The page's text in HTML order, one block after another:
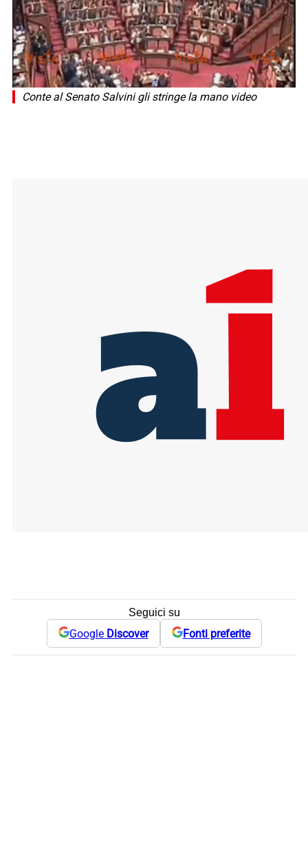
Conte al Senato Salvini gli stringe la mano video
Seguici su
Google Discover Fonti preferite